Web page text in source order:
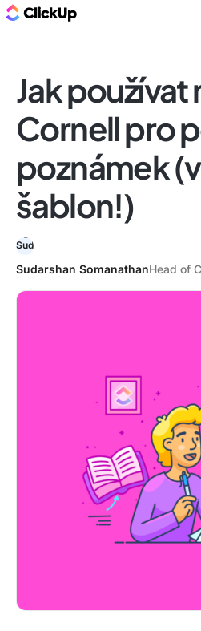
Jak
Cornell pro
poznámek
šablon!)
Sudarshan SomanathanHead of